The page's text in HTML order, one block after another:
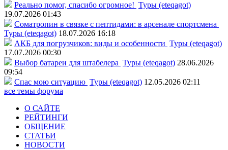
Реально помог, спасибо огромное! Туры (eteqagot)
19.07.2026 01:43
Соматропин в связке с пептидами: в арсенале спортсмена
Туры (eteqagot) 18.07.2026 16:18
АКБ для погрузчиков: виды и особенности Туры (eteqagot)
17.07.2026 00:30
Выбор батареи для штабелера Туры (eteqagot) 28.06.2026
09:54
Спас мою ситуацию Туры (eteqagot) 12.05.2026 02:11
все темы форума
О САЙТЕ
РЕЙТИНГИ
ОБЩЕНИЕ
СТАТЬИ
НОВОСТИ